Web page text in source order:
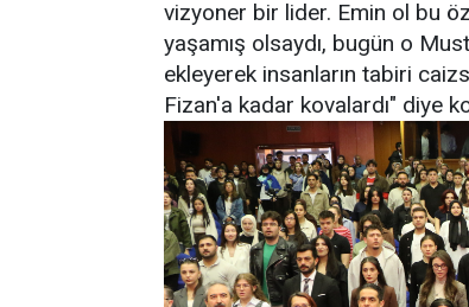
vizyoner bir lider. Emin ol bu
yaşamış olsaydı, bugün o
ekleyerek insanların tabiri
Fizan'a kadar kovalardı" diye